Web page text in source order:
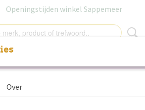
Openingstijden winkel Sappemeer
naaigaren nr.
Over